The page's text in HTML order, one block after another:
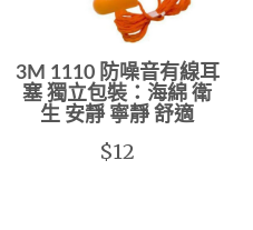
3M 1110 防噪音有線耳
塞 獨立包裝：海綿 衛
生 安靜 寧靜 舒適
$12